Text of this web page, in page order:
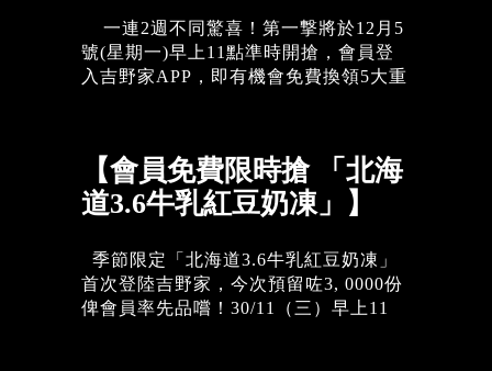
戶服務熱線2371 6371。...
一連2週不同驚喜！第一撃將於12月5
號(星期一)早上11點準時開搶，會員登
入吉野家APP，即有機會免費換領5大重
搶時間：2022年12月5日上午11時 -
2022年12月9日下午11時59分 *只限吉野
家會員APP換取優惠 *優惠券有效期:
只限換領1次 *任何惠顧即可使用優惠券
圖片只供參考 | 優惠受條款及細則約束
如有任何查詢，可於辨工時間星期一至
【會員免費限時搶 「北海
道3.6牛乳紅豆奶凍」】
季節限定「北海道3.6牛乳紅豆奶凍」
首次登陸吉野家，今次預留咗3, 0000份
俾會員率先品嚐！30/11（三）早上11